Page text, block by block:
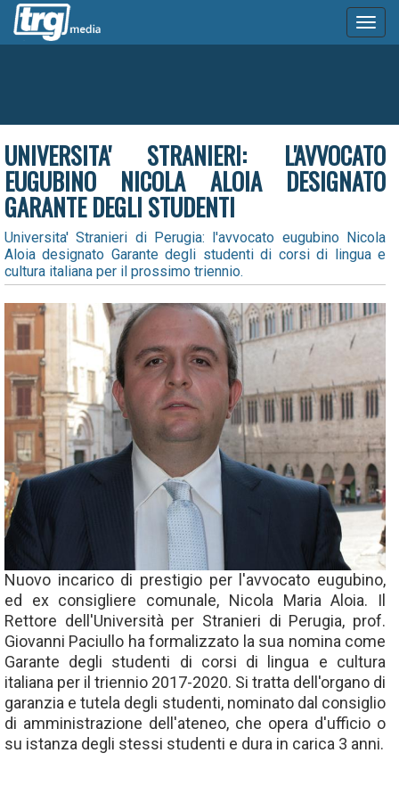
UNIVERSITA' STRANIERI: L'AVVOCATO
EUGUBINO NICOLA ALOIA DESIGNATO
GARANTE DEGLI STUDENTI
Universita' Stranieri di Perugia: l'avvocato eugubino Nicola
Aloia designato Garante degli studenti di corsi di lingua e
cultura italiana per il prossimo triennio.
Nuovo incarico di prestigio per l'avvocato eugubino,
ed ex consigliere comunale, Nicola Maria Aloia. Il
Rettore dell'Università per Stranieri di Perugia, prof.
Giovanni Paciullo ha formalizzato la sua nomina come
Garante degli studenti di corsi di lingua e cultura
italiana per il triennio 2017-2020. Si tratta dell'organo di
garanzia e tutela degli studenti, nominato dal consiglio
di amministrazione dell'ateneo, che opera d'ufficio o
su istanza degli stessi studenti e dura in carica 3 anni.